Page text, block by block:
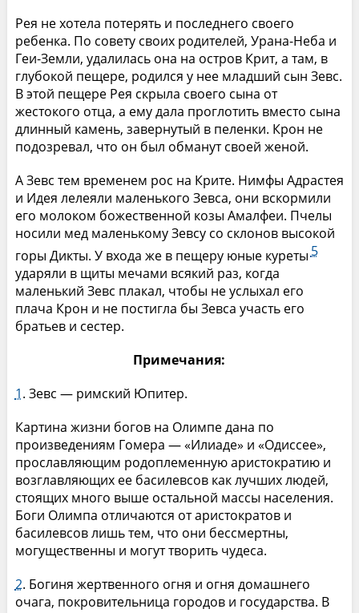
Рея не хотела потерять и последнего своего
ребенка. По совету своих родителей, Урана-Неба и
Геи-Земли, удалилась она на остров Крит, а там, в
глубокой пещере, родился у нее младший сын Зевс.
В этой пещере Рея скрыла своего сына от
жестокого отца, а ему дала проглотить вместо сына
длинный камень, завернутый в пеленки. Крон не
подозревал, что он был обманут своей женой.
А Зевс тем временем рос на Крите. Нимфы Адрастея
и Идея лелеяли маленького Зевса, они вскормили
его молоком божественной козы Амалфеи. Пчелы
носили мед маленькому Зевсу со склонов высокой
горы Дикты. У входа же в пещеру юные куреты 5
ударяли в щиты мечами всякий раз, когда
маленький Зевс плакал, чтобы не услыхал его
плача Крон и не постигла бы Зевса участь его
братьев и сестер.
Примечания:
1. Зевс — римский Юпитер.
Картина жизни богов на Олимпе дана по
произведениям Гомера — «Илиаде» и «Одиссее»,
прославляющим родоплеменную аристократию и
возглавляющих ее басилевсов как лучших людей,
стоящих много выше остальной массы населения.
Боги Олимпа отличаются от аристократов и
басилевсов лишь тем, что они бессмертны,
могущественны и могут творить чудеса.
2. Богиня жертвенного огня и огня домашнего
очага, покровительница городов и государства. В